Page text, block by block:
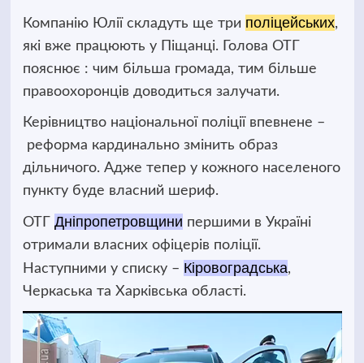
Компанію Юлії складуть ще три поліцейських,
які вже працюють у Піщанці. Голова ОТГ
пояснює : чим більша громада, тим більше
правоохоронців доводиться залучати.
Керівництво національної поліції впевнене –
реформа кардинально змінить образ
дільничого. Адже тепер у кожного населеного
пункту буде власний шериф.
ОТГ Дніпропетровщини першими в Україні
отримали власних офіцерів поліції.
Наступними у списку – Кіровоградська,
Черкаська та Харківська області.
Відеопрогравач